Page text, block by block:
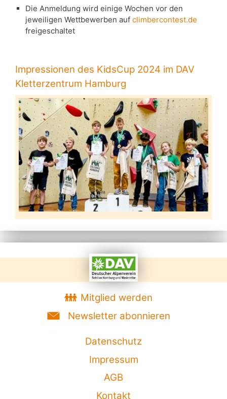
Die Anmeldung wird einige Wochen vor den
jeweiligen Wettbewerben auf climbercontest.de
freigeschaltet
Impressionen des KidsCup 2024 im DAV
Kletterzentrum Hamburg
Mitglied werden
Newsletter abonnieren
Datenschutz
Impressum
AGB
Kontakt